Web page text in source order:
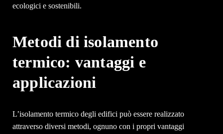
ecologici e sostenibili.
Metodi di isolamento
termico: vantaggi e
applicazioni
L’isolamento termico degli edifici può essere realizzato
attraverso diversi metodi, ognuno con i propri vantaggi